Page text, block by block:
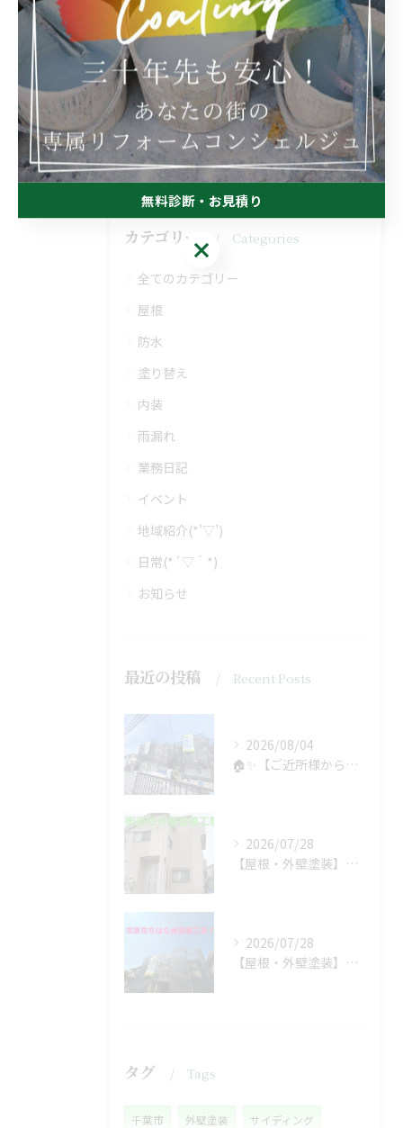
--
業務日記
< 前のページ 一覧に戻る 次のページ >
カテゴリー Categories
全てのカテゴリー
屋根
防水
塗り替え
内装
雨漏れ
業務日記
イベント
地域紹介(*’▽’)
日常(*´▽｀*)
お知らせ
最近の投稿 Recent Posts
2026/08/04
🏠✨【ご近所様からのご紹介で、工事スタート！】✨🏠
2026/07/28
【屋根・外壁塗装】工事着工しました❗️
2026/07/28
【屋根・外壁塗装】着工しました❗️
タグ Tags
千葉市 外壁塗装 サイディング
無料診断・お見積り
無料診断・お見積り